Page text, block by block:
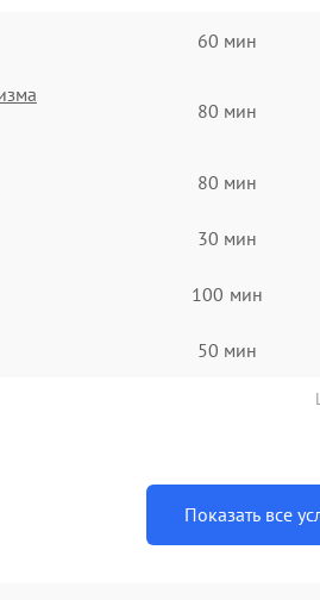
60 мин
80 мин
80 мин
30 мин
100 мин
50 мин
Показать все